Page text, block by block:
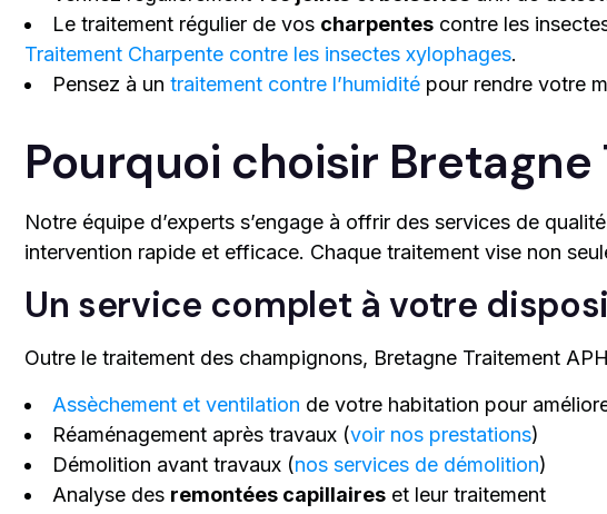
Le traitement régulier de vos charpentes contre les
Traitement Charpente contre les insectes xylophages.
Pensez à un traitement contre l’humidité pour rendre votre
Pourquoi choisir Bretagne
Notre équipe d’experts s’engage à offrir des services de
intervention rapide et efficace. Chaque traitement vise non
Un service complet à votre
Outre le traitement des champignons, Bretagne Traitement
Assèchement et ventilation de votre habitation pour
Réaménagement après travaux (voir nos prestations)
Démolition avant travaux (nos services de démolition)
Analyse des remontées capillaires et leur traitement